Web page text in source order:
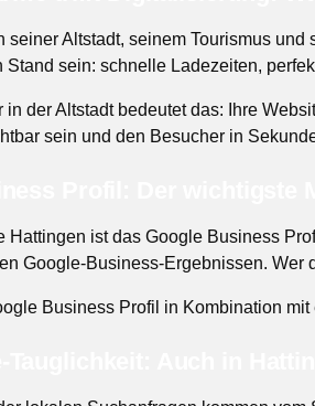
seiner Altstadt, seinem Tourismus
Stand sein: schnelle Ladezeiten,
in der Altstadt bedeutet das: Ihre
sein und den Besucher in
Hattingen ist das Google Business
Google-Business-Ergebnissen.
Business Profil in Kombination